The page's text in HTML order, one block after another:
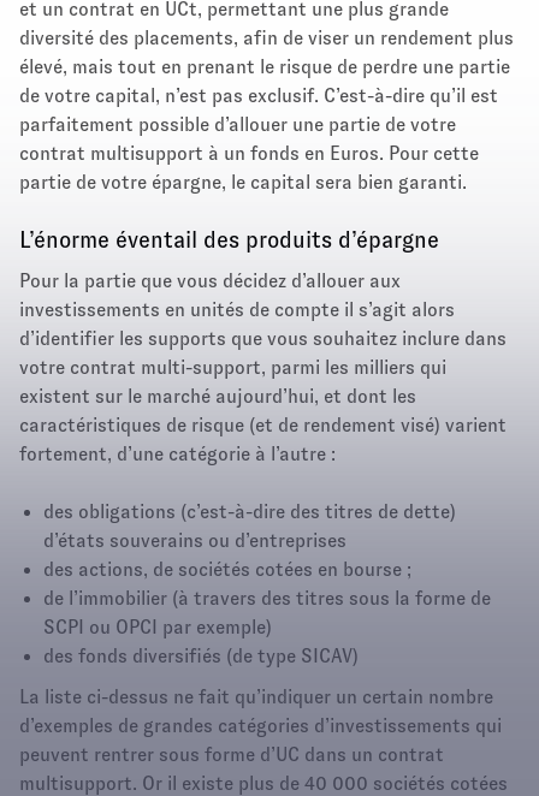
et un contrat en UCt, permettant une plus grande
diversité des placements, afin de viser un rendement plus
élevé, mais tout en prenant le risque de perdre une partie
de votre capital, n’est pas exclusif. C’est-à-dire qu’il est
parfaitement possible d’allouer une partie de votre
contrat multisupport à un fonds en Euros. Pour cette
partie de votre épargne, le capital sera bien garanti.
L’énorme éventail des produits d’épargne
Pour la partie que vous décidez d’allouer aux
investissements en unités de compte il s’agit alors
d’identifier les supports que vous souhaitez inclure dans
votre contrat multi-support, parmi les milliers qui
existent sur le marché aujourd’hui, et dont les
caractéristiques de risque (et de rendement visé) varient
fortement, d’une catégorie à l’autre :
des obligations (c’est-à-dire des titres de dette)
d’états souverains ou d’entreprises
des actions, de sociétés cotées en bourse ;
de l’immobilier (à travers des titres sous la forme de
SCPI ou OPCI par exemple)
des fonds diversifiés (de type SICAV)
La liste ci-dessus ne fait qu’indiquer un certain nombre
d’exemples de grandes catégories d’investissements qui
peuvent rentrer sous forme d’UC dans un contrat
multisupport. Or il existe plus de 40 000 sociétés cotées